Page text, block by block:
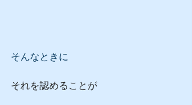
そんなときに
それを認めることが